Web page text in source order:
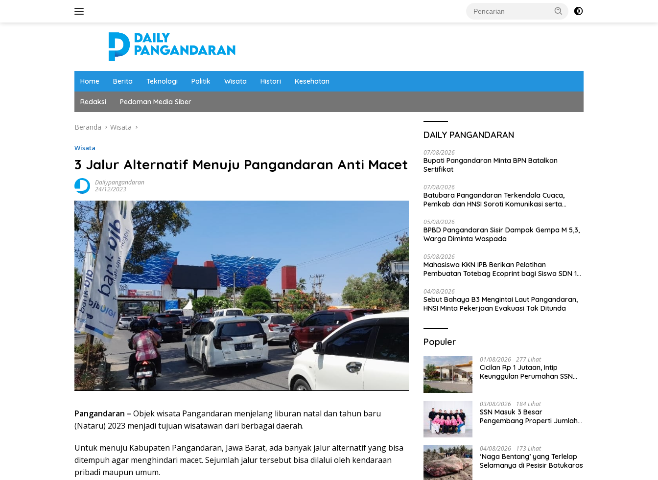
Home Berita Teknologi Politik Wisata Histori Kesehatan
Redaksi Pedoman Media Siber
Beranda Wisata
Wisata
3 Jalur Alternatif Menuju Pangandaran Anti Macet
Dailypangandaran
24/12/2023
Pangandaran – Objek wisata Pangandaran menjelang liburan natal dan tahun baru
(Nataru) 2023 menjadi tujuan wisatawan dari berbagai daerah.
Untuk menuju Kabupaten Pangandaran, Jawa Barat, ada banyak jalur alternatif yang bisa
ditempuh agar menghindari macet. Sejumlah jalur tersebut bisa dilalui oleh kendaraan
pribadi maupun umum.
DAILY PANGANDARAN
07/08/2026
Bupati Pangandaran Minta BPN Batalkan
Sertifikat
07/08/2026
Batubara Pangandaran Terkendala Cuaca,
Pemkab dan HNSI Soroti Komunikasi serta
05/08/2026
BPBD Pangandaran Sisir Dampak Gempa M 5,3,
Warga Diminta Waspada
05/08/2026
Mahasiswa KKN IPB Berikan Pelatihan
Pembuatan Totebag Ecoprint bagi Siswa SDN 1
04/08/2026
Sebut Bahaya B3 Mengintai Laut Pangandaran,
HNSI Minta Pekerjaan Evakuasi Tak Ditunda
Populer
01/08/2026 277 Lihat
Cicilan Rp 1 Jutaan, Intip
Keunggulan Perumahan SSN
03/08/2026 184 Lihat
SSN Masuk 3 Besar
Pengembang Properti Jumlah
04/08/2026 173 Lihat
‘Naga Bentang’ yang Terlelap
Selamanya di Pesisir Batukaras